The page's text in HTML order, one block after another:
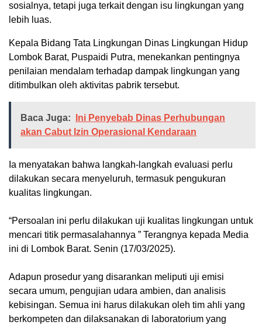
sosialnya, tetapi juga terkait dengan isu lingkungan yang
lebih luas.
Kepala Bidang Tata Lingkungan Dinas Lingkungan Hidup
Lombok Barat, Puspaidi Putra, menekankan pentingnya
penilaian mendalam terhadap dampak lingkungan yang
ditimbulkan oleh aktivitas pabrik tersebut.
Baca Juga:
Ini Penyebab Dinas Perhubungan
akan Cabut Izin Operasional Kendaraan
Ia menyatakan bahwa langkah-langkah evaluasi perlu
dilakukan secara menyeluruh, termasuk pengukuran
kualitas lingkungan.
“Persoalan ini perlu dilakukan uji kualitas lingkungan untuk
mencari titik permasalahannya ” Terangnya kepada Media
ini di Lombok Barat. Senin (17/03/2025).
Adapun prosedur yang disarankan meliputi uji emisi
secara umum, pengujian udara ambien, dan analisis
kebisingan. Semua ini harus dilakukan oleh tim ahli yang
berkompeten dan dilaksanakan di laboratorium yang